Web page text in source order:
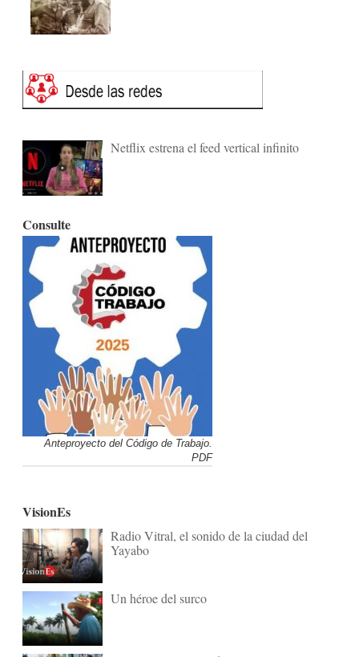
Netflix estrena el feed vertical infinito
Consulte
Anteproyecto del Código de Trabajo.
PDF
VisionEs
Radio Vitral, el sonido de la ciudad del
Yayabo
Un héroe del surco